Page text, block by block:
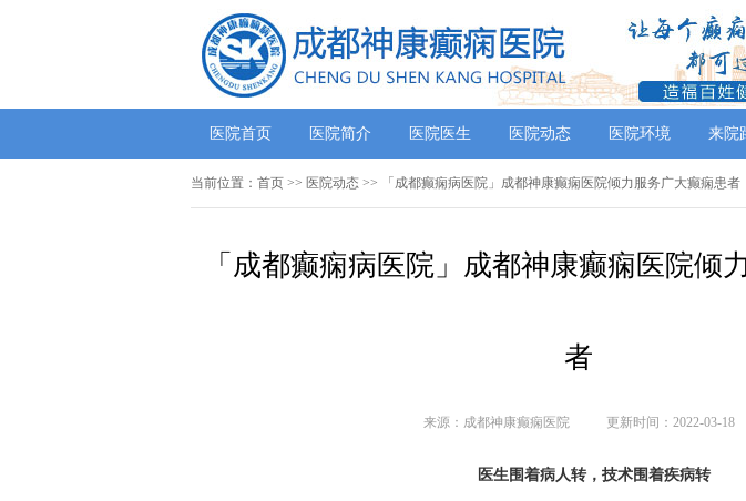
医院首页 医院简介 医院医生 医院动态 医院环境 来院
当前位置： 首页 >> 医院动态 >> 「成都癫痫病医院」成都神康癫痫医院倾力服务广大癫痫患者
「成都癫痫病医院」成都神康癫痫医院倾
者
来源：成都神康癫痫医院 更新时间：2022-03-18
医生围着病人转，技术围着疾病转